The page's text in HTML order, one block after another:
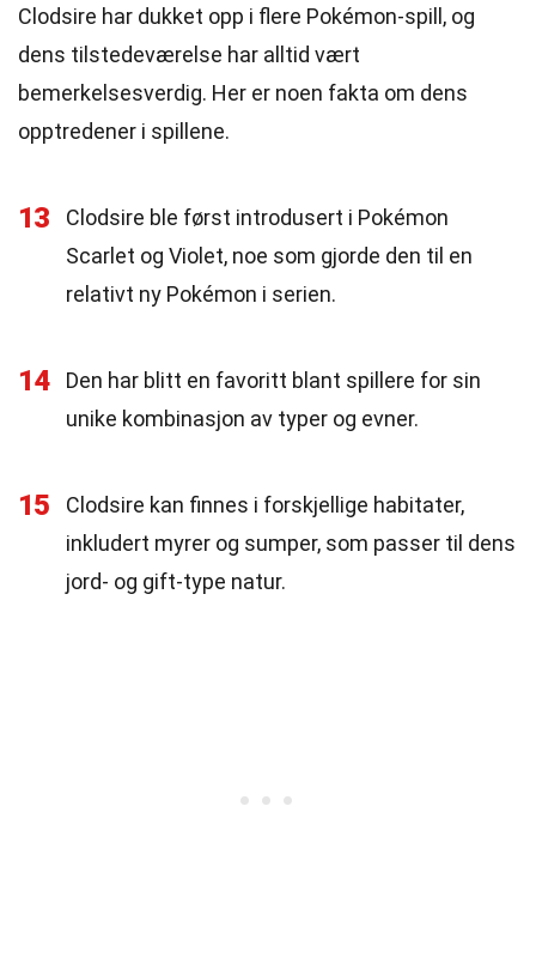
Clodsire har dukket opp i flere Pokémon-spill, og
dens tilstedeværelse har alltid vært
bemerkelsesverdig. Her er noen fakta om dens
opptredener i spillene.
13
Clodsire ble først introdusert i Pokémon
Scarlet og Violet, noe som gjorde den til en
relativt ny Pokémon i serien.
14
Den har blitt en favoritt blant spillere for sin
unike kombinasjon av typer og evner.
15
Clodsire kan finnes i forskjellige habitater,
inkludert myrer og sumper, som passer til dens
jord- og gift-type natur.